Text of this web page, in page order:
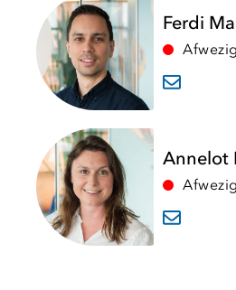
Ferdi
Afwezig
Annelot
Afwezig